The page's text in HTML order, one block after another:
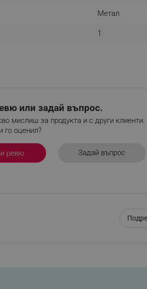
Метал
1
или задай въпрос.
мислиш за продукта и с други клиенти.
го оценил?
ревю Задай въпрос
visitor installed
data including
status and